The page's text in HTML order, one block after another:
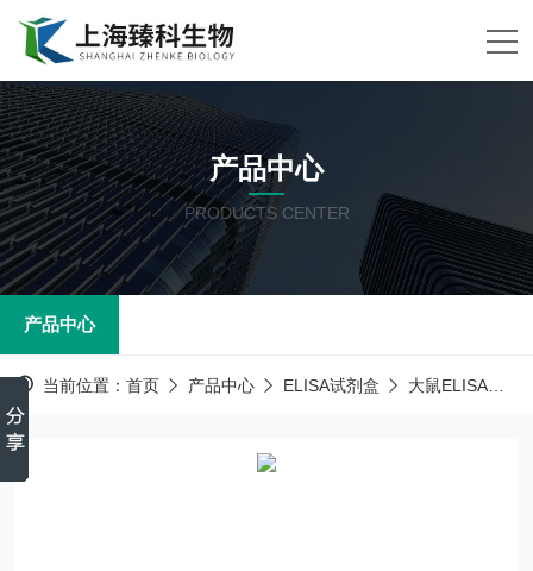
产品中心
PRODUCTS CENTER
产品中心
当前位置： 首页 产品中心 ELISA试剂盒 大鼠ELISA试剂盒